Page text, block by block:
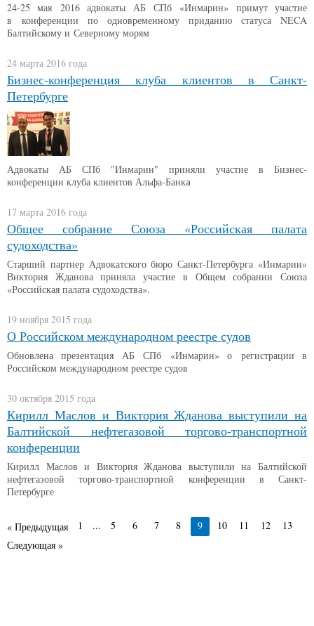
24-25 мая 2016 адвокаты АБ СПб «Инмарин» примут участие
в конференции по одновременному приданию статуса NECA
Балтийскому и Северному морям
24 марта 2016 года
Бизнес-конференция клуба клиентов в Санкт-
Петербурге
Адвокаты АБ СПб "Инмарин" приняли участие в Бизнес-
конференции клуба клиентов Альфа-Банка
17 марта 2016 года
Общее собрание Союза «Российская палата
судоходства»
Старший партнер Адвокатского бюро Санкт-Петербурга «Инмарин»
Виктория Жданова приняла участие в Общем собрании Союза
«Российская палата судоходства».
19 ноября 2015 года
О Российском международном реестре судов
Обновлена презентация АБ СПб «Инмарин» о регистрации в
Российском международном реестре судов
30 октября 2015 года
Кирилл Маслов и Виктория Жданова выступили на
Балтийской нефтегазовой торгово-транспортной
конференции
Кирилл Маслов и Виктория Жданова выступили на Балтийской
нефтегазовой торгово-транспортной конференции в Санкт-
Петербурге
« Предыдущая 1 ... 5 6 7 8 9 10 11 12
13
Следующая »